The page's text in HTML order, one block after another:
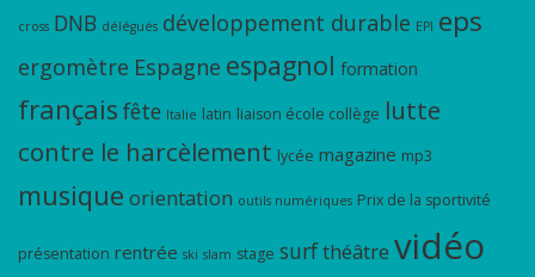
cross DNB délégués développement durable EPI eps
ergomètre Espagne espagnol formation
français fête Italie latin liaison école collège lutte
contre le harcèlement lycée magazine mp3
musique orientation outils numériques Prix de la sportivité
présentation rentrée ski slam stage surfthéâtre vidéo